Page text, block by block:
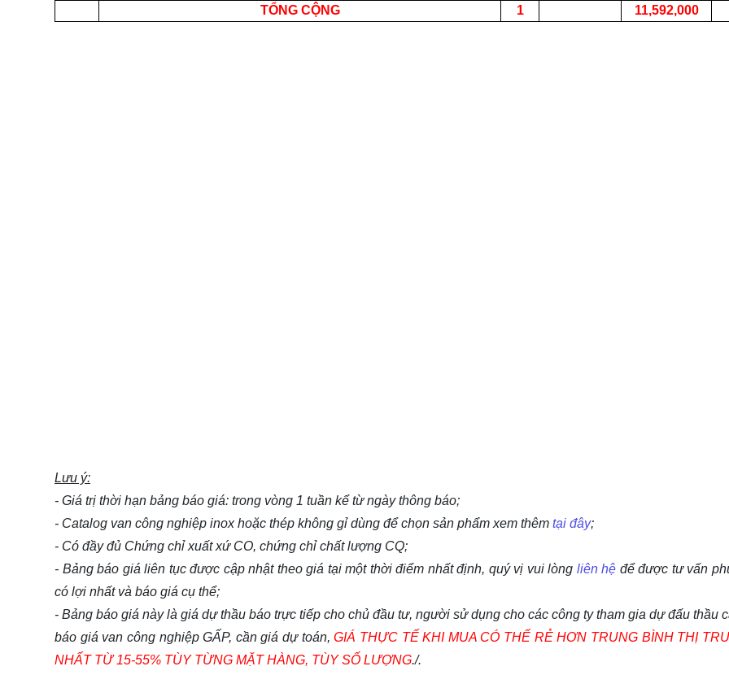
TỔNG CỘNG 1 11,592,000
Lưu ý:
- Giá trị thời hạn bảng báo giá: trong vòng 1 tuần kể từ ngày thông báo;
- Catalog van công nghiệp inox hoặc thép không gỉ dùng để chọn sản phẩm xem thêm tại đây;
- Có đầy đủ Chứng chỉ xuất xứ CO, chứng chỉ chất lượng CQ;
- Bảng báo giá liên tục được cập nhật theo giá tại một thời điểm nhất định, quý vị vui lòng liên hệ để được tư vấn
có lợi nhất và báo giá cụ thể;
- Bảng báo giá này là giá dự thầu báo trực tiếp cho chủ đầu tư, người sử dụng cho các công ty tham gia dự đấu thầu
báo giá van công nghiệp GẤP, cần giá dự toán,GIÁ THỰC TẾ KHI MUA CÓ THỂ RẺ HƠN TRUNG BÌNH THỊ
NHẤT TỪ 15-55% TÙY TỪNG MẶT HÀNG, TÙY SỐ LƯỢNG./.